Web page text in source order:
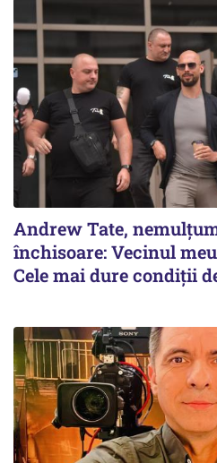
Andrew Tate,
închisoare: Vecinul
Cele mai dure condiții